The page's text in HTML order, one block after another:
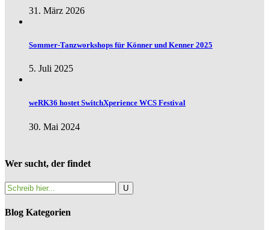
31. März 2026
Sommer-Tanzworkshops für Könner und Kenner 2025
5. Juli 2025
weRK36 hostet SwitchXperience WCS Festival
30. Mai 2024
Wer sucht, der findet
Blog Kategorien